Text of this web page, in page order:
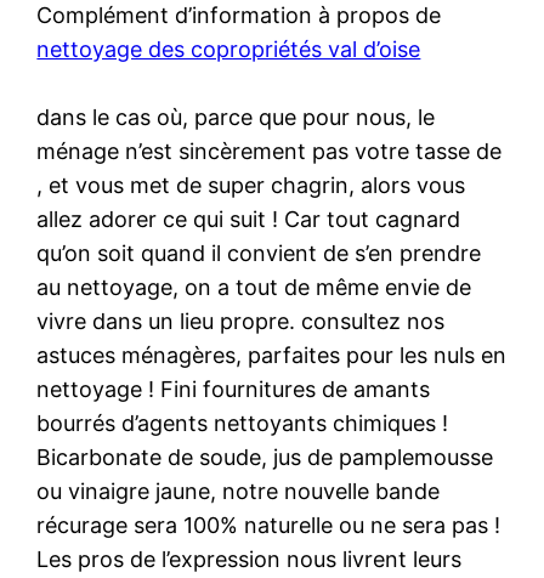
Complément d’information à propos de
nettoyage des copropriétés val d’oise
dans le cas où, parce que pour nous, le
ménage n’est sincèrement pas votre tasse de
, et vous met de super chagrin, alors vous
allez adorer ce qui suit ! Car tout cagnard
qu’on soit quand il convient de s’en prendre
au nettoyage, on a tout de même envie de
vivre dans un lieu propre. consultez nos
astuces ménagères, parfaites pour les nuls en
nettoyage ! Fini fournitures de amants
bourrés d’agents nettoyants chimiques !
Bicarbonate de soude, jus de pamplemousse
ou vinaigre jaune, notre nouvelle bande
récurage sera 100% naturelle ou ne sera pas !
Les pros de l’expression nous livrent leurs